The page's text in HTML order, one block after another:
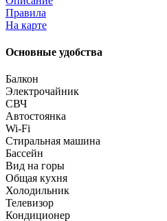
Правила
На карте
Основные удобства
Балкон
Электрочайник
СВЧ
Автостоянка
Wi-Fi
Стиральная машина
Бассейн
Вид на горы
Общая кухня
Холодильник
Телевизор
Кондиционер